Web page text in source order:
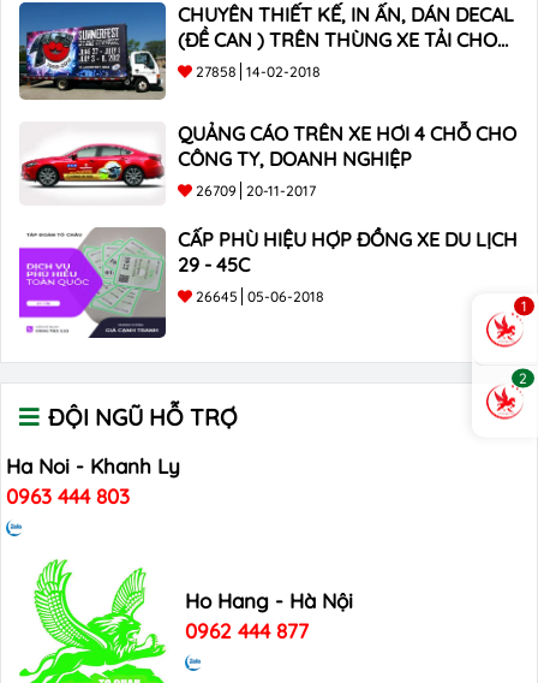
CHUYÊN THIẾT KẾ, IN ẤN, DÁN DECAL
(ĐỀ CAN ) TRÊN THÙNG XE TẢI CHO
CÔNG TY
27858 14-02-2018
QUẢNG CÁO TRÊN XE HƠI 4 CHỖ CHO
CÔNG TY, DOANH NGHIỆP
26709 20-11-2017
CẤP PHÙ HIỆU HỢP ĐỒNG XE DU LỊCH
29 - 45C
26645 05-06-2018
ĐỘI NGŨ HỖ TRỢ
Ha Noi - Khanh Ly
0963 444 803
Ho Hang - Hà Nội
0962 444 877
1
2